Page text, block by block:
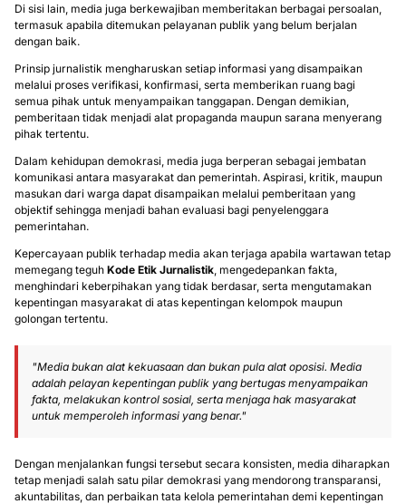
Di sisi lain, media juga berkewajiban memberitakan berbagai persoalan,
termasuk apabila ditemukan pelayanan publik yang belum berjalan
dengan baik.
Prinsip jurnalistik mengharuskan setiap informasi yang disampaikan
melalui proses verifikasi, konfirmasi, serta memberikan ruang bagi
semua pihak untuk menyampaikan tanggapan. Dengan demikian,
pemberitaan tidak menjadi alat propaganda maupun sarana menyerang
pihak tertentu.
Dalam kehidupan demokrasi, media juga berperan sebagai jembatan
komunikasi antara masyarakat dan pemerintah. Aspirasi, kritik, maupun
masukan dari warga dapat disampaikan melalui pemberitaan yang
objektif sehingga menjadi bahan evaluasi bagi penyelenggara
pemerintahan.
Kepercayaan publik terhadap media akan terjaga apabila wartawan tetap
memegang teguh Kode Etik Jurnalistik , mengedepankan fakta,
menghindari keberpihakan yang tidak berdasar, serta mengutamakan
kepentingan masyarakat di atas kepentingan kelompok maupun
golongan tertentu.
"Media bukan alat kekuasaan dan bukan pula alat oposisi. Media
adalah pelayan kepentingan publik yang bertugas menyampaikan
fakta, melakukan kontrol sosial, serta menjaga hak masyarakat
untuk memperoleh informasi yang benar."
Dengan menjalankan fungsi tersebut secara konsisten, media diharapkan
tetap menjadi salah satu pilar demokrasi yang mendorong transparansi,
akuntabilitas, dan perbaikan tata kelola pemerintahan demi kepentingan